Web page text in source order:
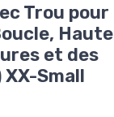
Trou pour
Haute
et des
Small